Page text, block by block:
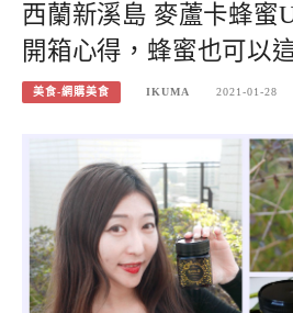
西蘭新溪島 麥蘆卡蜂蜜
開箱心得，蜂蜜也可以
美食-網購美食 IKUMA 2021-01-28